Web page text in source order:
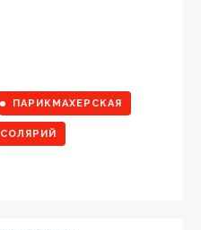
ПАРИКМАХЕРСКАЯ
СОЛЯРИЙ